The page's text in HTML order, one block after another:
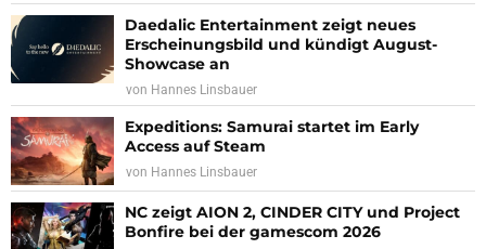
Daedalic Entertainment zeigt neues
Erscheinungsbild und kündigt August-
Showcase an
von Hannes Linsbauer
Expeditions: Samurai startet im Early
Access auf Steam
von Hannes Linsbauer
NC zeigt AION 2, CINDER CITY und Project
Bonfire bei der gamescom 2026